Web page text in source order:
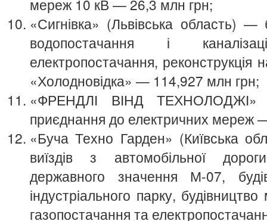
мереж 10 кВ — 26,3 млн грн;
«Сигнівка» (Львівська область) —
водопостачання і
електропостачання, реконструкція
«Холодновідка» — 114,927 млн грн;
«ФРЕНДЛІ ВІНД ТЕХНОЛОДЖІ»
приєднання до електричних мереж
«Буча Техно Гарден» (Київська
виїздів з автомобільної
державного значення М-07,
індустріального парку,
газопостачання та